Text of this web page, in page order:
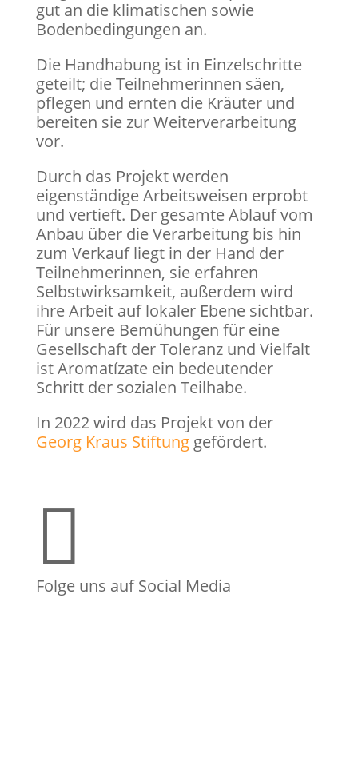
gut an die klimatischen sowie
Bodenbedingungen an.
Die Handhabung ist in Einzelschritte
geteilt; die Teilnehmerinnen säen,
pflegen und ernten die Kräuter und
bereiten sie zur Weiterverarbeitung
vor.
Durch das Projekt werden
eigenständige Arbeitsweisen erprobt
und vertieft. Der gesamte Ablauf vom
Anbau über die Verarbeitung bis hin
zum Verkauf liegt in der Hand der
Teilnehmerinnen, sie erfahren
Selbstwirksamkeit, außerdem wird
ihre Arbeit auf lokaler Ebene sichtbar.
Für unsere Bemühungen für eine
Gesellschaft der Toleranz und Vielfalt
ist Aromatízate ein bedeutender
Schritt der sozialen Teilhabe.
In 2022 wird das Projekt von der
Georg Kraus Stiftunggefördert.

Folge uns auf Social Media